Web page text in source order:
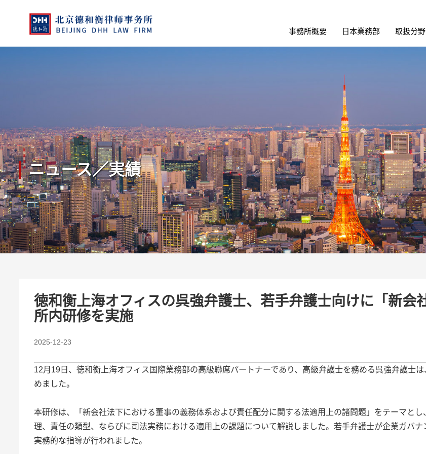
事務所概要 日本業務部 取扱分野
ニュース／実績
徳和衡上海オフィスの呉強弁護士、若手弁護士向けに「新会
所内研修を実施
2025-12-23
12月19日、徳和衡上海オフィス国際業務部の高級聯席パートナーであり、高級弁護士を務める呉強弁護士
めました。
本研修は、「新会社法下における董事の義務体系および責任配分に関する法適用上の諸問題」をテーマと
理、責任の類型、ならびに司法実務における適用上の課題について解説しました。若手弁護士が企業ガバ
実務的な指導が行われました。